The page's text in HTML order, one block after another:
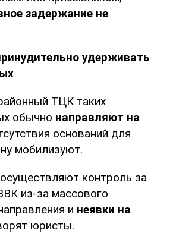
задержание не
удерживать
ТЦК таких
обычно направляют на
оснований для
мобилизуют.
контроль за
из-за массового
и неявки на
юристы.